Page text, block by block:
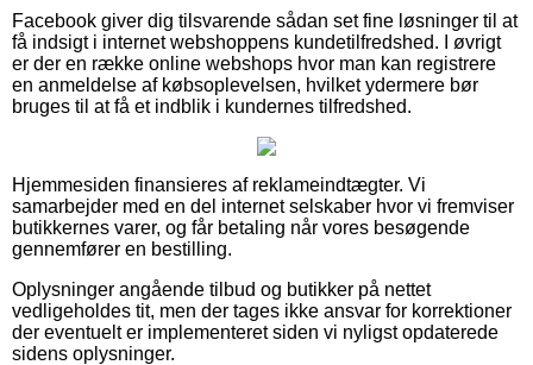
Facebook giver dig tilsvarende sådan set fine løsninger til at
få indsigt i internet webshoppens kundetilfredshed. I øvrigt
er der en række online webshops hvor man kan registrere
en anmeldelse af købsoplevelsen, hvilket ydermere bør
bruges til at få et indblik i kundernes tilfredshed.
Hjemmesiden finansieres af reklameindtægter. Vi
samarbejder med en del internet selskaber hvor vi fremviser
butikkernes varer, og får betaling når vores besøgende
gennemfører en bestilling.
Oplysninger angående tilbud og butikker på nettet
vedligeholdes tit, men der tages ikke ansvar for korrektioner
der eventuelt er implementeret siden vi nyligst opdaterede
sidens oplysninger.